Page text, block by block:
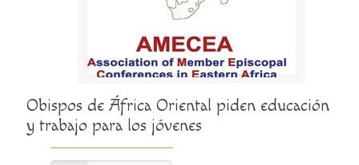
Obispos de África Oriental piden educación
y trabajo para los jóvenes